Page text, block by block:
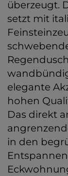
überzeugt.
setzt mit
elegante
hohen
Das direkt
in den